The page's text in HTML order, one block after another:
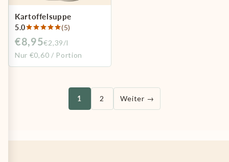
Kartoffelsuppe
5.0 (5)
€8,95€2,39/l
Nur €0,60 / Portion
1 2 Weiter →